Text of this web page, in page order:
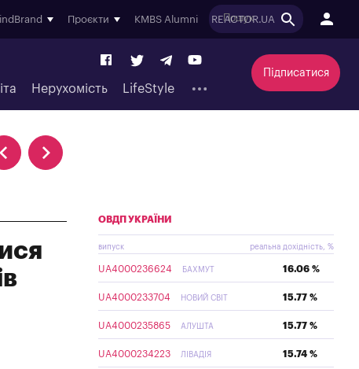
Проєкти KMBS Alumni REACTOR.UA
Нерухомість LifeStyle
Підписатися
ОВДП УКРАЇНИ
випуск реальна дохідність, %
UA4000236624 БАХМУТ 16.06 %
UA4000233704 НОВИЙ СВІТ 15.77 %
UA4000235865 АЛУШТА 15.77 %
UA4000234223 ЛІВАДІЯ 15.74 %